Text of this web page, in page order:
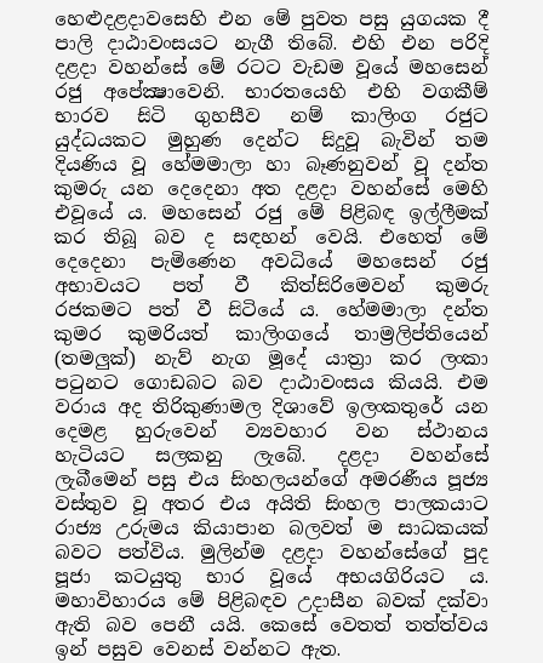
හෙළුදළදාවසෙහි එන මේ පුවත පසු යුගයක දී
පාලි දාඨාවංසයට නැගී තිබේ. එහි එන පරිදි
දළදා වහන්සේ මේ රටට වැඩම වූයේ මහසෙන්
රජු අපේක්‍ෂාවෙනි. භාරතයෙහි එහි වගකීම්
භාරව සිටි ගුහසීව නම් කාලිංග රජුට
යුද්ධයකට මුහුණ දෙන්ට සිදුවූ බැවින් තම
දියණිය වූ හේමමාලා හා බෑණනුවන් වූ දන්ත
කුමරු යන දෙදෙනා අත දළදා වහන්සේ මෙහි
එවූයේ ය. මහසෙන් රජු මේ පිළිබඳ ඉල්ලීමක්
කර තිබූ බව ද සඳහන් වෙයි. එහෙත් මේ
දෙදෙනා පැමිණෙන අවධියේ මහසෙන් රජු
අභාවයට පත් වී කිත්සිරිමෙවන් කුමරු
රජකමට පත් වී සිටියේ ය. හේමමාලා දන්ත
කුමර කුමරියත් කාලිංගයේ තාම්‍රලිප්තියෙන්
(තමලුක්) නැව් නැග මූදේ යාත්‍රා කර ලංකා
පටුනට ගොඩබට බව දාඨාවංසය කියයි. එම
වරාය අද තිරිකුණාමල දිශාවේ ඉලංකතුරේ යන
දෙමළ හුරුවෙන් ව්‍යවහාර වන ස්ථානය
හැටියට සලකනු ලැබේ. දළදා වහන්සේ
ලැබීමෙන් පසු එය සිංහලයන්ගේ අමරණීය පූජ්‍ය
වස්තුව වූ අතර එය අයිති සිංහල පාලකයාට
රාජ්‍ය උරුමය කියාපාන බලවත් ම සාධකයක්
බවට පත්විය. මුලින්ම දළදා වහන්සේගේ පුද
පූජා කටයුතු භාර වූයේ අභයගිරියට ය.
මහාවිහාරය මේ පිළිබඳව උදාසීන බවක් දක්වා
ඇති බව පෙනී යයි. කෙසේ වෙතත් තත්ත්වය
ඉන් පසුව වෙනස් වන්නට ඇත.